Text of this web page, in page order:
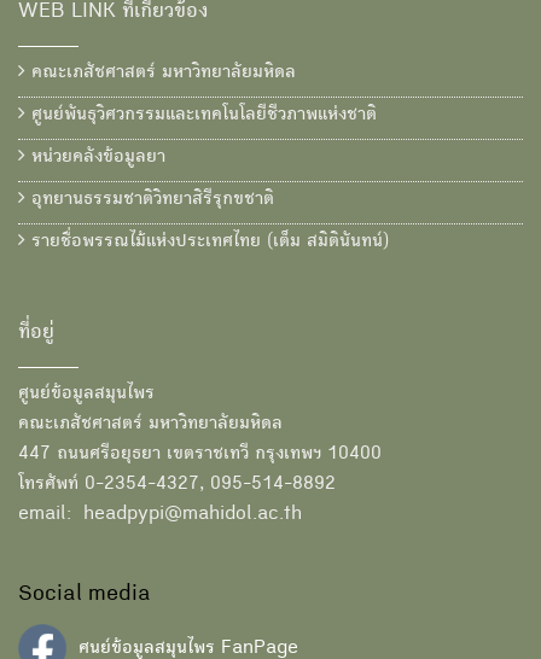
WEB LINK ที่เกี่ยวข้อง
คณะเภสัชศาสตร์ มหาวิทยาลัยมหิดล
ศูนย์พันธุวิศวกรรมและเทคโนโลยีชีวภาพแห่งชาติ
หน่วยคลังข้อมูลยา
อุทยานธรรมชาติวิทยาสิรีรุกขชาติ
รายชื่อพรรณไม้แห่งประเทศไทย (เต็ม สมิตินันทน์)
ที่อยู่
ศูนย์ข้อมูลสมุนไพร
คณะเภสัชศาสตร์ มหาวิทยาลัยมหิดล
447 ถนนศรีอยุธยา เขตราชเทวี กรุงเทพฯ 10400
โทรศัพท์ 0-2354-4327, 095-514-8892
email: headpypi@mahidol.ac.th
Social media
ศนย์ข้อมูลสมุนไพร FanPage